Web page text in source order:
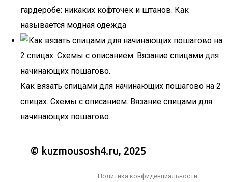
гардеробе: никаких кофточек и штанов. Как
называется модная одежда
Как вязать спицами для начинающих пошагово на 2
спицах. Схемы с описанием. Вязание спицами для
начинающих пошагово.
© kuzmousosh4.ru, 2025
Политика конфиденциальности